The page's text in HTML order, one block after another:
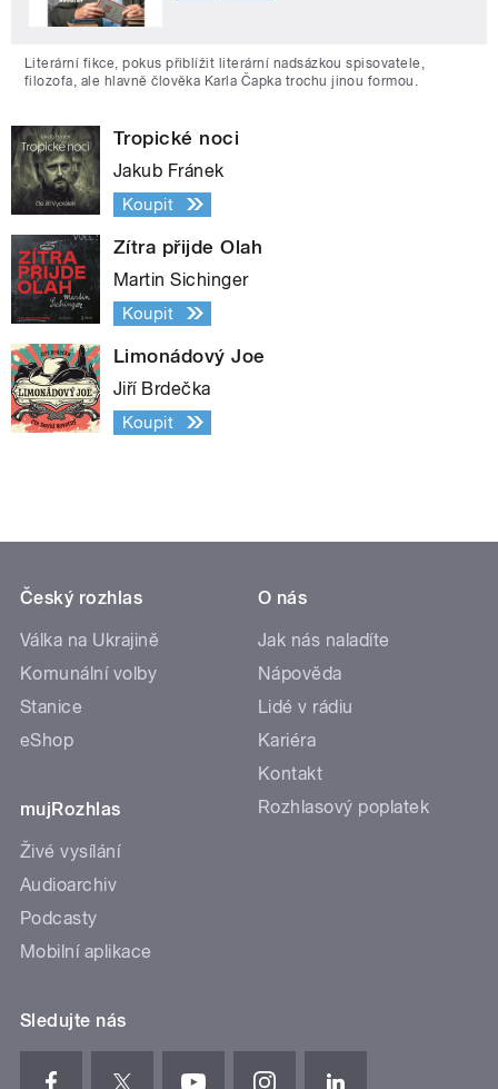
Literární fikce, pokus přiblížit literární nadsázkou spisovatele,
filozofa, ale hlavně člověka Karla Čapka trochu jinou formou.
Tropické noci
Jakub Fránek
Koupit
Zítra přijde Olah
Martin Sichinger
Koupit
Limonádový Joe
Jiří Brdečka
Koupit
Český rozhlas
Válka na Ukrajině
Komunální volby
Stanice
eShop
mujRozhlas
Živé vysílání
Audioarchiv
Podcasty
Mobilní aplikace
O nás
Jak nás naladíte
Nápověda
Lidé v rádiu
Kariéra
Kontakt
Rozhlasový poplatek
Sledujte nás